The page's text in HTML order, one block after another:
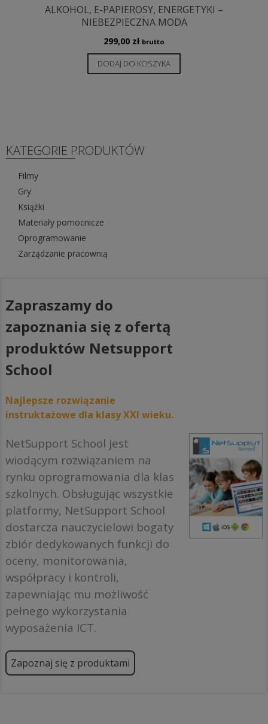
ALKOHOL, E-PAPIEROSY, ENERGETYKI –
NIEBEZPIECZNA MODA
299,00 zł brutto
DODAJ DO KOSZYKA
KATEGORIE PRODUKTÓW
Filmy
Gry
Książki
Materiały pomocnicze
Oprogramowanie
Zarządzanie pracownią
Zapraszamy do
zapoznania się z ofertą
produktów Netsupport
School
Najlepsze rozwiązanie
instruktażowe dla klasy XXI wieku.
NetSupport School jest
wiodącym rozwiązaniem na
rynku oprogramowania dla klas
szkolnych. Obsługując wszystkie
platformy, NetSupport School
dostarcza nauczycielowi bogaty
zbiór dedykowanych funkcji do
oceny, monitorowania,
współpracy i kontroli,
zapewniając mu możliwość
pełnego wykorzystania
wyposażenia ICT.
Zapoznaj się z produktami